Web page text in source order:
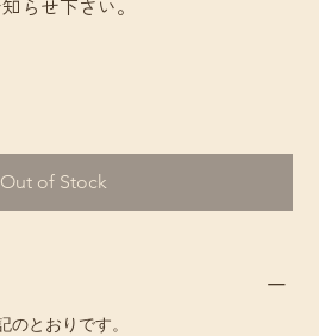
らせ下さい。
Out of Stock
のとおりです。